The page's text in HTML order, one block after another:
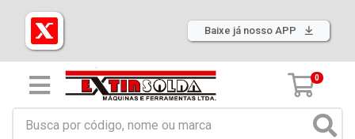
Baixe já nosso APP
0